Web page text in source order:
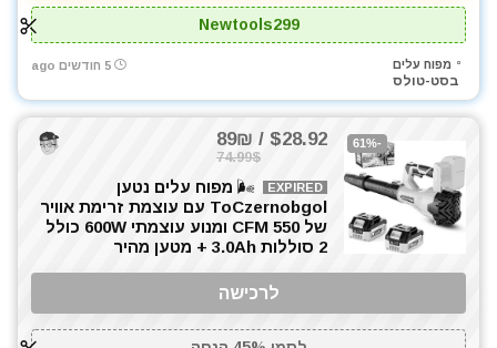
Newtools299
מפוח עלים
בסט-טולס
5 חודשים ago
-61%
$28.92 / 89₪
74.99$
EXPIRED
🌬️ מפוח עלים נטען
ToCzernobgol עם עוצמת זרימת אוויר
של 550 CFM ומנוע עוצמתי 600W כולל
2 סוללות 3.0Ah + מטען מהיר
לרכישה